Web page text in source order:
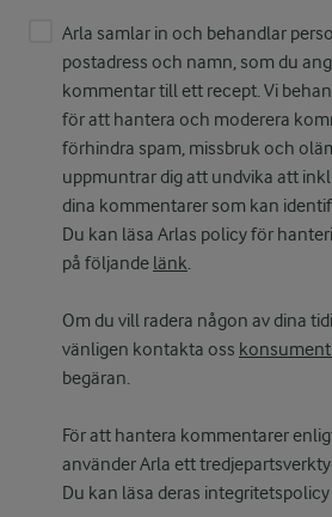
Arla samlar in och behandlar
postadress och namn, som du
kommentar till ett recept. Vi
för att hantera och moderera
förhindra spam, missbruk och
uppmuntrar dig att undvika att
dina kommentarer som kan
Du kan läsa Arlas policy för
på följande länk.
Om du vill radera någon av dina
vänligen kontakta oss
begäran.
För att hantera kommentarer
använder Arla ett
Du kan läsa deras integritetspolicy